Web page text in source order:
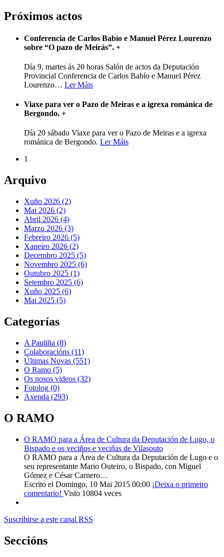
Próximos actos
Conferencia de Carlos Babío e Manuel Pérez Lourenzo
sobre “O pazo de Meirás”. +
Día 9, martes ás 20 horas Salón de actos da Deputación
Provincial Conferencia de Carlos Babío e Manuel Pérez
Lourenzo… Ler Máis
Viaxe para ver o Pazo de Meiras e a igrexa románica de
Bergondo. +
Día 20 sábado Viaxe para ver o Pazo de Meiras e a igrexa
románica de Bergondo. Ler Máis
1
Arquivo
Xuño 2026 (2)
Mai 2026 (2)
Abril 2026 (4)
Marzo 2026 (3)
Febreiro 2026 (5)
Xaneiro 2026 (2)
Decembro 2025 (5)
Novembro 2025 (6)
Outubro 2025 (1)
Setembro 2025 (6)
Xuño 2025 (6)
Mai 2025 (5)
Categorías
A Pauliña (8)
Colaboracións (11)
Últimas Novas (551)
O Ramo (5)
Os nosos videos (32)
Fotolog (0)
Axenda (293)
O RAMO
O RAMO para a Área de Cultura da Deputación de Lugo, o
Bispado e os veciños e veciñas de Vilasouto
O RAMO para a Área de Cultura da Deputación de Lugo e o
seu representante Mario Outeiro, o Bispado, con Miguel
Gómez e César Carnero…
Escrito el Domingo, 10 Mai 2015 00:00 ¡Deixa o primeiro
comentario! Visto 10804 veces
Suscribirse a este canal RSS
Seccións